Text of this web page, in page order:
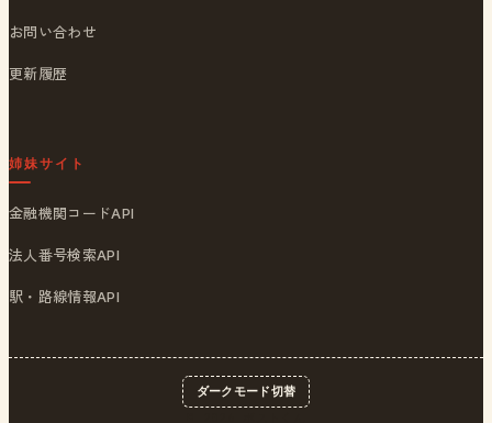
お問い合わせ
更新履歴
姉妹サイト
金融機関コードAPI
法人番号検索API
駅・路線情報API
ダークモード切替